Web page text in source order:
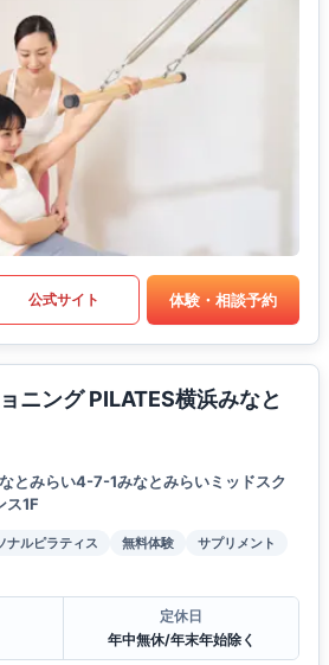
公式サイト 体験・相談予約
ニング PILATES横浜みなと
とみらい4-7-1みなとみらいミッドスク
ス1F
ナルピラティス 無料体験
サプリメント
定休日
年中無休/年末年始除く